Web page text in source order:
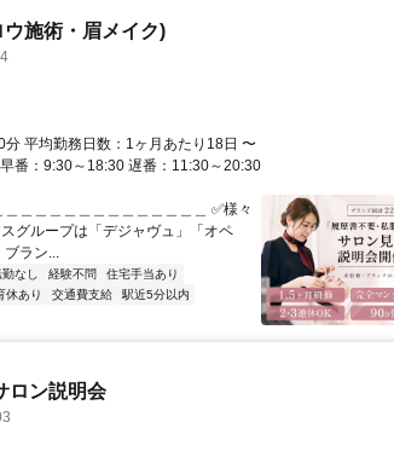
施術・眉メイク)
平均勤務日数：1ヶ月あたり18日 〜
番：9:30～18:30 遅番：11:30～20:30
＿＿＿＿＿＿＿＿＿＿＿＿＿ ✅様々
グループは「デジャヴュ」「オペ
ブラン...
なし 経験不問
住宅手当あり
休あり 交通費支給
駅近5分以内
ロン説明会